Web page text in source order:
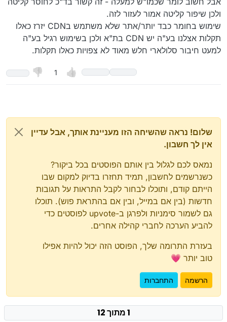
ולכן שיפור קליטה אמור לעזור לזה.
שימוש בחומר כבד יותר/אתר שלא משתמש בCDN יזרז כאלו
תקלות אצלנו בע"ה יש CDN בת"א ולכן בשימוש רגיל בע"ה
למעט חיבור סלולארי חלש מאוד לא צפויות כאלו תקלות.
1
שלום! נראה שהשיחה הזו מעניינת אותך, אבל עדיין
אין לך חשבון.
נמאס לכם לגלול בין אותם הפוסטים בכל ביקור?
כשנרשמים לחשבון, תמיד תחזרו בדיוק למקום שבו
הייתם קודם, ותוכלו לבחור לקבל התראות על תגובות
חדשות (בין אם במייל, ובין אם בהתראת פוש). תוכלו
גם לשמור סימניות ולפרגן ב-upvote לפוסטים כדי
להביע הערכה לחברי קהילה אחרים.
בעזרת התרומה שלך, הפוסט הזה יכול להיות אפילו
טוב יותר 💗
הרשמה התחברות
1 מתוך 12